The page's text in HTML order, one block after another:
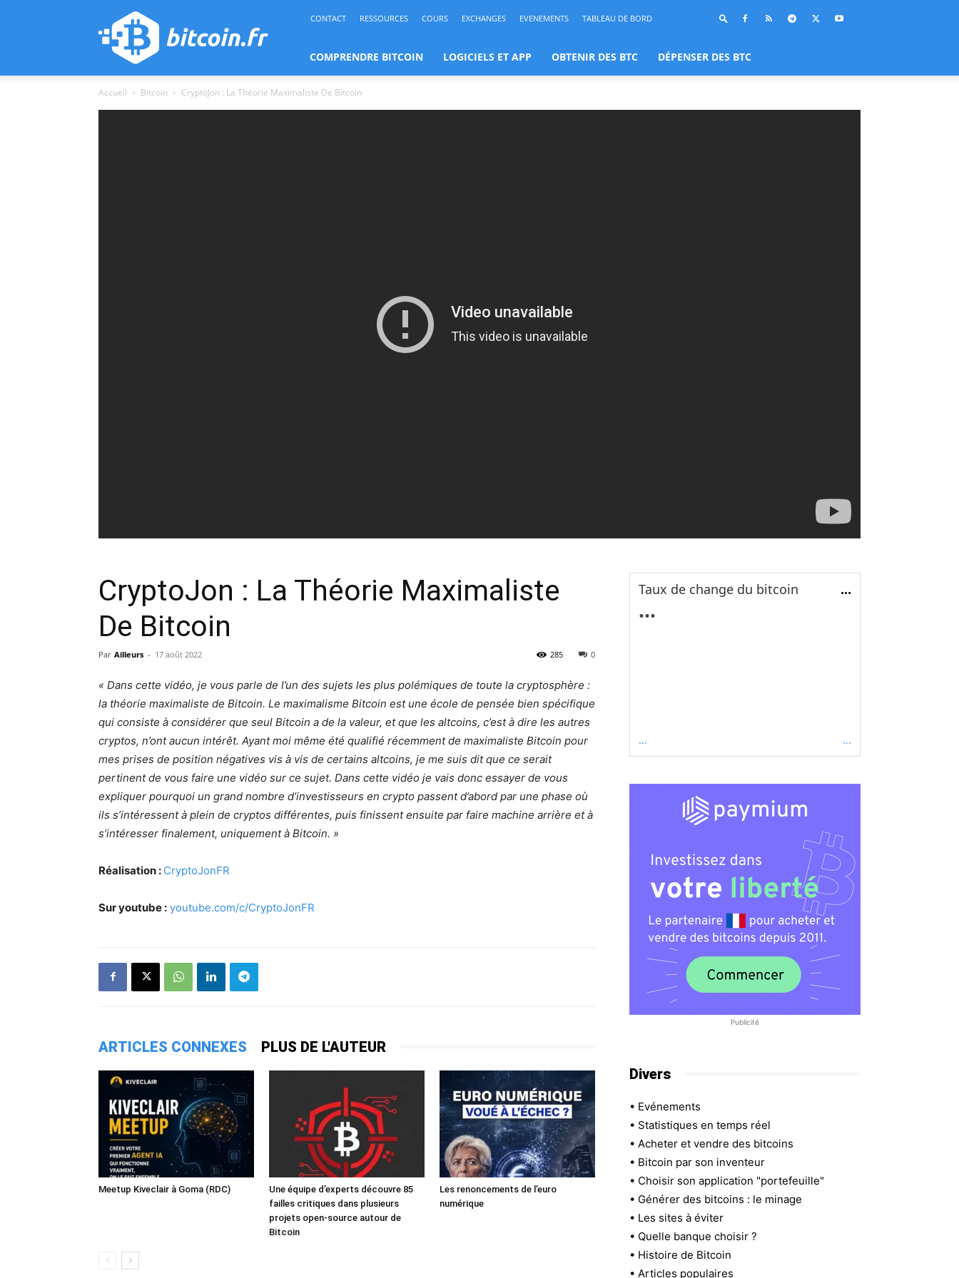
bitcoin.fr
CONTACT RESSOURCES COURS EXCHANGES EVENEMENTS TABLEAU DE BORD
COMPRENDRE BITCOIN LOGICIELS ET APP OBTENIR DES BTC DÉPENSER DES BTC
Accueil Bitcoin CryptoJon : La Théorie Maximaliste De Bitcoin
CryptoJon : La Théorie Maximaliste
De Bitcoin
Par Ailleurs - 17 août 2022 0
285
« Dans cette vidéo, je vous parle de l’un des sujets les plus polémiques de toute la cryptosphère :
la théorie maximaliste de Bitcoin. Le maximalisme Bitcoin est une école de pensée bien spécifique
qui consiste à considérer que seul Bitcoin a de la valeur, et que les altcoins, c’est à dire les autres
cryptos, n’ont aucun intérêt. Ayant moi même été qualifié récemment de maximaliste Bitcoin pour
mes prises de position négatives vis à vis de certains altcoins, je me suis dit que ce serait
pertinent de vous faire une vidéo sur ce sujet. Dans cette vidéo je vais donc essayer de vous
expliquer pourquoi un grand nombre d’investisseurs en crypto passent d’abord par une phase où
ils s’intéressent à plein de cryptos différentes, puis finissent ensuite par faire machine arrière et à
s’intéresser finalement, uniquement à Bitcoin. »
Réalisation : CryptoJonFR
Sur youtube : youtube.com/c/CryptoJonFR
ARTICLES CONNEXES PLUS DE L'AUTEUR
Meetup Kiveclair à Goma (RDC)
Une équipe d’experts découvre 85
failles critiques dans plusieurs
projets open-source autour de
Bitcoin
Les renoncements de l’euro
numérique
Taux de change du bitcoin ...
...
... ...
Publicité
Divers
• Evénements
• Statistiques en temps réel
• Acheter et vendre des bitcoins
• Bitcoin par son inventeur
• Choisir son application "portefeuille"
• Générer des bitcoins : le minage
• Les sites à éviter
• Quelle banque choisir ?
• Histoire de Bitcoin
• Articles populaires